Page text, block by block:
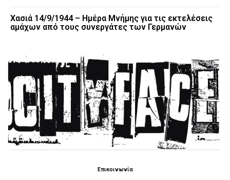
Χασιά 14/9/1944 – Ημέρα Μνήμης για τις εκτελέσεις
αμάχων από τους συνεργάτες των Γερμανών
Επικοινωνία